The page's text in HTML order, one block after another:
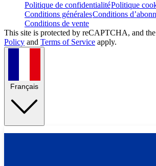
Politique de confidentialitéPolitique
Conditions généralesConditions
Conditions de vente
This site is protected by reCAPTCHA, and
Policy and Terms of Service apply.
Français